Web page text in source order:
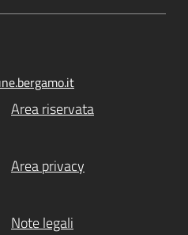
Area riservata
Area privacy
Note legali